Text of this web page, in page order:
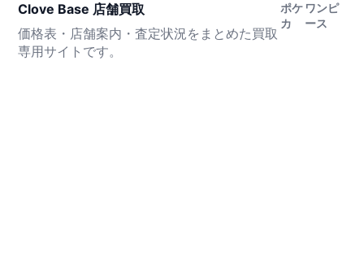
Clove Base 店舗買取
価格表・店舗案内・査定状況をまとめた買取
専用サイトです。
ポケ
カ
ワンピ
ース